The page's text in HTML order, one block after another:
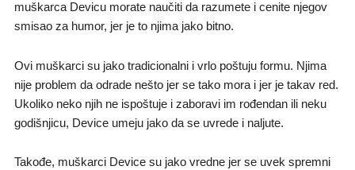
muškarca Devicu morate naučiti da razumete i cenite njegov
smisao za humor, jer je to njima jako bitno.
Ovi muškarci su jako tradicionalni i vrlo poštuju formu. Njima
nije problem da odrade nešto jer se tako mora i jer je takav red.
Ukoliko neko njih ne ispoštuje i zaboravi im rođendan ili neku
godišnjicu, Device umeju jako da se uvrede i naljute.
Takođe, muškarci Device su jako vredne jer se uvek spremni